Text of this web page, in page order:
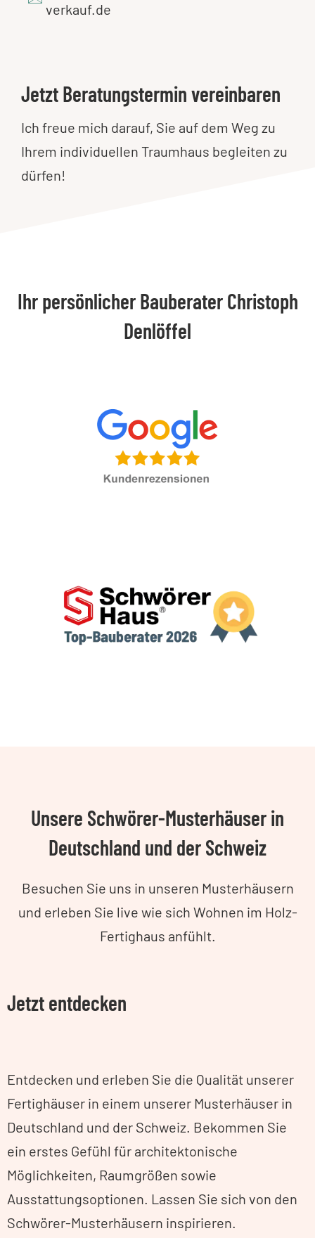
verkauf.de
Jetzt Beratungstermin vereinbaren
Ich freue mich darauf, Sie auf dem Weg zu
Ihrem individuellen Traumhaus begleiten zu
dürfen!
Ihr persönlicher Bauberater Christoph
Denlöffel
Unsere Schwörer-Musterhäuser in
Deutschland und der Schweiz
Besuchen Sie uns in unseren Musterhäusern
und erleben Sie live wie sich Wohnen im Holz-
Fertighaus anfühlt.
Jetzt entdecken
Entdecken und erleben Sie die Qualität unserer
Fertighäuser in einem unserer Musterhäuser in
Deutschland und der Schweiz. Bekommen Sie
ein erstes Gefühl für architektonische
Möglichkeiten, Raumgrößen sowie
Ausstattungsoptionen. Lassen Sie sich von den
Schwörer-Musterhäusern inspirieren.